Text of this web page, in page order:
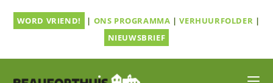
naarWORD VRIEND! | ONS PROGRAMMA |VERHUURFOLDER |
NIEUWSBRIEF